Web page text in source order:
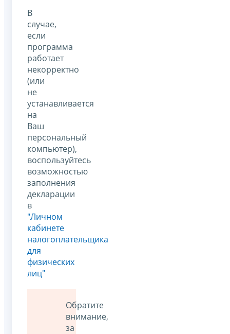
В
случае,
если
программа
работает
некорректно
(или
не
устанавливается
на
Ваш
персональный
компьютер),
воспользуйтесь
возможностью
заполнения
декларации
в
"Личном
кабинете
налогоплательщика
для
физических
лиц"
Обратите
внимание,
за